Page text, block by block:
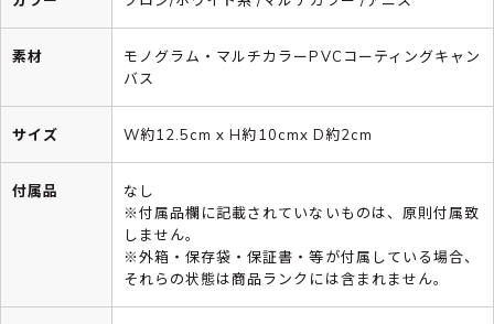
素材
モノグラム・マルチカラーPVCコーティングキャン
バス
サイズ W約12.5cm x H約10cmx D約2cm
付属品
なし
※付属品欄に記載されていないものは、原則付属致
しません。
※外箱・保存袋・保証書・等が付属している場合、
それらの状態は商品ランクには含まれません。